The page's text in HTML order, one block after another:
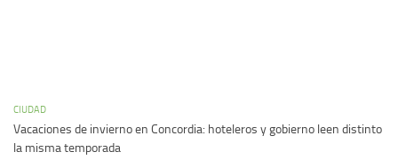
CIUDAD
Vacaciones de invierno en Concordia: hoteleros y gobierno leen distinto
la misma temporada